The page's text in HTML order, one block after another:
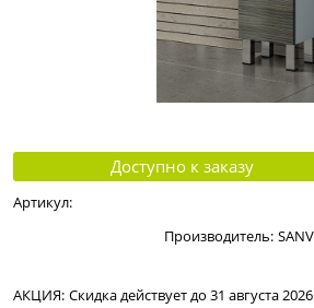
Доступно к заказу
Артикул:
Производитель:
АКЦИЯ: Скидка действует до 31 августа